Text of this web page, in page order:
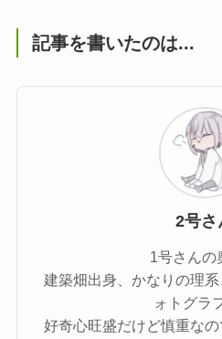
記事を書いたのは...
2号さ
1号さんの
建築畑出身、かなりの理
ォトグラ
好奇心旺盛だけど慎重な